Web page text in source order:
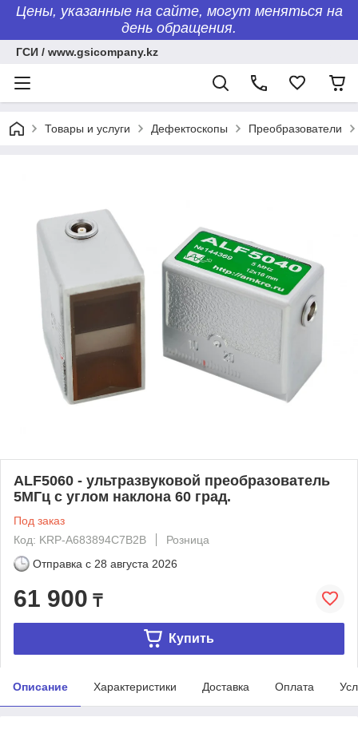
Цены, указанные на сайте, могут меняться на
день обращения.
ГСИ / www.gsicompany.kz
Товары и услуги Дефектоскопы Преобразователи
ALF5060 - ультразвуковой преобразователь
5МГц с углом наклона 60 град.
Под заказ
Код: KRP-A683894C7B2B
Розница
Отправка с 28 августа 2026
61 900 ₸
Купить
Описание Характеристики Доставка Оплата